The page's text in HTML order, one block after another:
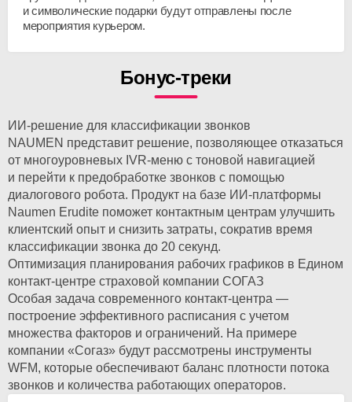
и символические подарки будут отправлены после
мероприятия курьером.
Бонус-треки
ИИ-решение для классификации звонков
NAUMEN представит решение, позволяющее отказаться
от многоуровневых IVR-меню с тоновой навигацией
и перейти к предобработке звонков с помощью
диалогового робота. Продукт на базе ИИ-платформы
Naumen Erudite поможет контактным центрам улучшить
клиентский опыт и снизить затраты, сократив время
классификации звонка до 20 секунд.
Оптимизация планирования рабочих графиков в Едином
контакт-центре страховой компании СОГАЗ
Особая задача современного контакт-центра —
построение эффективного расписания с учетом
множества факторов и ограничений. На примере
компании «Согаз» будут рассмотрены инструменты
WFM, которые обеспечивают баланс плотности потока
звонков и количества работающих операторов.